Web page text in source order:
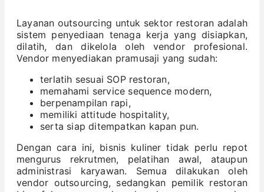
Layanan outsourcing untuk sektor restoran adalah
sistem penyediaan tenaga kerja yang disiapkan,
dilatih, dan dikelola oleh vendor profesional.
Vendor menyediakan pramusaji yang sudah:
terlatih sesuai SOP restoran,
memahami service sequence modern,
berpenampilan rapi,
memiliki attitude hospitality,
serta siap ditempatkan kapan pun.
Dengan cara ini, bisnis kuliner tidak perlu repot
mengurus rekrutmen, pelatihan awal, ataupun
administrasi karyawan. Semua dilakukan oleh
vendor outsourcing, sedangkan pemilik restoran